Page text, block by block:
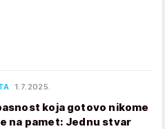
1.7.2025.
koja gotovo nikome
na pamet: Jednu stvar